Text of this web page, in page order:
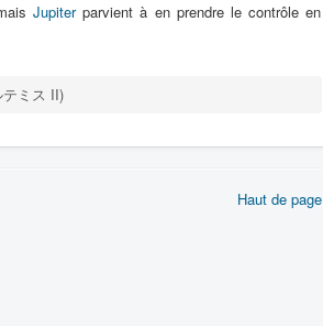
Jupiterparvient à en prendre le contrôle en
ミス II)
Haut de page